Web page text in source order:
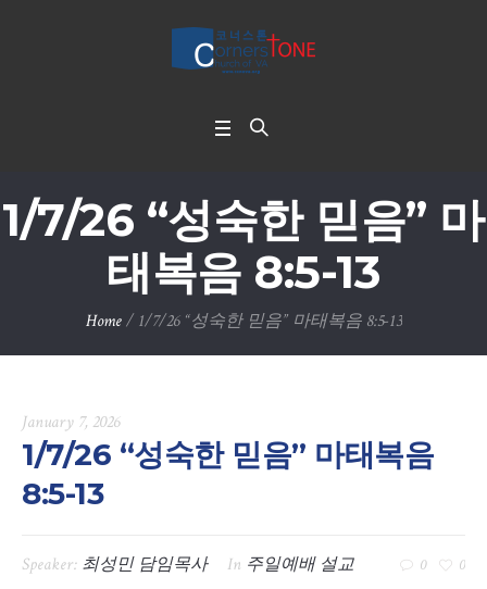
1/7/26 “성숙한 믿음” 마
태복음 8:5-13
Home / 1/7/26 “성숙한 믿음” 마태복음 8:5-13
January 7, 2026
1/7/26 “성숙한 믿음” 마태복음
8:5-13
Speaker: 최성민 담임목사 In 주일예배 설교 0 0